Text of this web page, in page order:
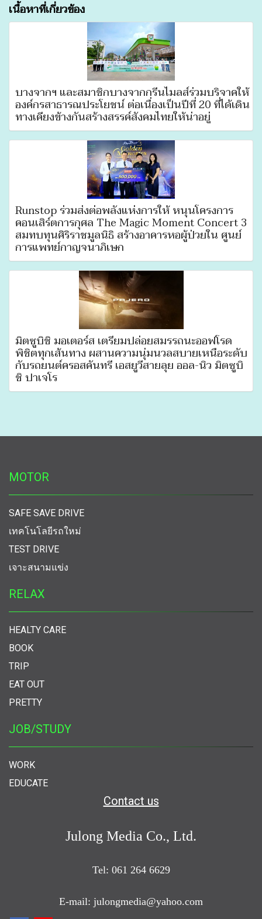
เนื้อหาที่เกี่ยวข้อง
บางจากฯ และสมาชิกบางจากกรีนไมลส์ร่วมบริจาคให้
องค์กรสาธารณประโยชน์ ต่อเนื่องเป็นปีที่ 20 ที่ได้เดิน
ทางเคียงข้างกันสร้างสรรค์สังคมไทยให้น่าอยู่
Runstop ร่วมส่งต่อพลังแห่งการให้ หนุนโครงการ
คอนเสิร์ตการกุศล The Magic Moment Concert 3
สมทบทุนศิริราชมูลนิธิ สร้างอาคารหอผู้ป่วยใน ศูนย์
การแพทย์กาญจนาภิเษก
มิตซูบิชิ มอเตอร์ส เตรียมปล่อยสมรรถนะออฟโรด
พิชิตทุกเส้นทาง ผสานความนุ่มนวลสบายเหนือระดับ
กับรถยนต์ครอสคันทรี เอสยูวีสายลุย ออล-นิว มิตซูบิ
ชิ ปาเจโร
MOTOR
SAFE SAVE DRIVE
เทคโนโลยีรถใหม่
TEST DRIVE
เจาะสนามแข่ง
RELAX
HEALTY CARE
BOOK
TRIP
EAT OUT
PRETTY
JOB/STUDY
WORK
EDUCATE
Contact us
Julong Media Co., Ltd.
Tel: 061 264 6629
E-mail: julongmedia@yahoo.com